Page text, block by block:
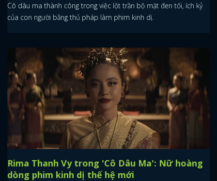
Cô dâu ma thành công trong việc lột trần bộ mặt đen tối, ích kỷ
của con người bằng thủ pháp làm phim kinh dị.
Rima Thanh Vy trong 'Cô Dâu Ma': Nữ hoàng
dòng phim kinh dị thế hệ mới